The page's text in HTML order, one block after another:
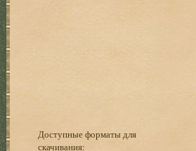
Доступные форматы для
скачивания: